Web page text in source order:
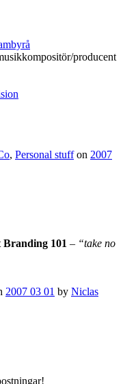
producent
, Personal stuffon 2007
101 – “take no
2007 03 01 by Niclas